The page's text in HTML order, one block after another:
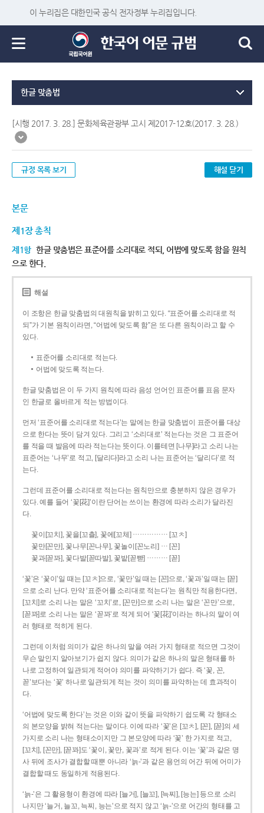
이 누리집은 대한민국 공식 전자정부 누리집입니다.
한글 맞춤법
[시행 2017. 3. 28.] 문화체육관광부 고시 제2017-12호(2017. 3. 28.)
규정 목록 보기 해설 닫기
본문
제1장 총칙
제1항 한글 맞춤법은 표준어를 소리대로 적되, 어법에 맞도록 함을 원칙
으로 한다.
해설
이 조항은 한글 맞춤법의 대원칙을 밝히고 있다. “표준어를 소리대로 적
되”가 기본 원칙이라면, “어법에 맞도록 함”은 또 다른 원칙이라고 할 수
있다.
표준어를 소리대로 적는다.
어법에 맞도록 적는다.
한글 맞춤법은 이 두 가지 원칙에 따라 음성 언어인 표준어를 표음 문자
인 한글로 올바르게 적는 방법이다.
먼저 ‘표준어를 소리대로 적는다’는 말에는 한글 맞춤법이 표준어를 대상
으로 한다는 뜻이 담겨 있다. 그리고 ‘소리대로’ 적는다는 것은 그 표준어
를 적을 때 발음에 따라 적는다는 뜻이다. 이를테면 [나무]라고 소리 나는
표준어는 ‘나무’로 적고, [달리다]라고 소리 나는 표준어는 ‘달리다’로 적
는다.
그런데 표준어를 소리대로 적는다는 원칙만으로 충분하지 않은 경우가
있다. 예를 들어 ‘꽃[花]’이란 단어는 쓰이는 환경에 따라 소리가 달라진
다.
꽃이[꼬치], 꽃을[꼬츨], 꽃에[꼬체] …………… [꼬ㅊ]
꽃만[꼰만], 꽃나무[꼰나무], 꽃놀이[꼰노리] … [꼰]
꽃과[꼳꽈], 꽃다발[꼳따발], 꽃밭[꼳빧] ……… [꼳]
‘꽃’은 ‘꽃이’일 때는 [꼬ㅊ]으로, ‘꽃만’일 때는 [꼰]으로, ‘꽃과’일 때는 [꼳]
으로 소리 난다. 만약 ‘표준어를 소리대로 적는다’는 원칙만 적용한다면,
[꼬치]로 소리 나는 말은 ‘꼬치’로, [꼰만]으로 소리 나는 말은 ‘꼰만’으로,
[꼳꽈]로 소리 나는 말은 ‘꼳꽈’로 적게 되어 ‘꽃[花]’이라는 하나의 말이 여
러 형태로 적히게 된다.
그런데 이처럼 의미가 같은 하나의 말을 여러 가지 형태로 적으면 그것이
무슨 말인지 알아보기가 쉽지 않다. 의미가 같은 하나의 말은 형태를 하
나로 고정하여 일관되게 적어야 의미를 파악하기가 쉽다. 즉 ‘꽃, 꼰,
꼳’보다는 ‘꽃’ 하나로 일관되게 적는 것이 의미를 파악하는 데 효과적이
다.
‘어법에 맞도록 한다’는 것은 이와 같이 뜻을 파악하기 쉽도록 각 형태소
의 본모양을 밝혀 적는다는 말이다. 이에 따라 ‘꽃’은 [꼬ㅊ], [꼰], [꼳]의 세
가지로 소리 나는 형태소이지만 그 본모양에 따라 ‘꽃’ 한 가지로 적고,
[꼬치], [꼰만], [꼳꽈]도 ‘꽃이, 꽃만, 꽃과’로 적게 된다. 이는 ‘꽃’과 같은 명
사 뒤에 조사가 결합할 때뿐 아니라 ‘늙-’과 같은 용언의 어간 뒤에 어미가
결합할 때도 동일하게 적용된다.
‘늙-’은 그 활용형이 환경에 따라 [늘거], [늘꼬], [늑찌], [능는] 등으로 소리
나지만 ‘늘거, 늘꼬, 늑찌, 능는’으로 적지 않고 ‘늙-’으로 어간의 형태를 고